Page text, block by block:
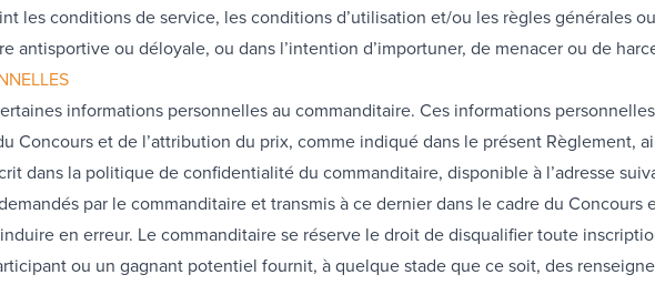
les conditions de service, les conditions d’utilisation et/ou les règles générales
antisportive ou déloyale, ou dans l’intention d’importuner, de menacer ou de
informations personnelles au commanditaire. Ces informations
Concours et de l’attribution du prix, comme indiqué dans le présent Règlement,
dans la politique de confidentialité du commanditaire, disponible à l’adresse
par le commanditaire et transmis à ce dernier dans le cadre du
en erreur. Le commanditaire se réserve le droit de disqualifier toute
ou un gagnant potentiel fournit, à quelque stade que ce soit, des